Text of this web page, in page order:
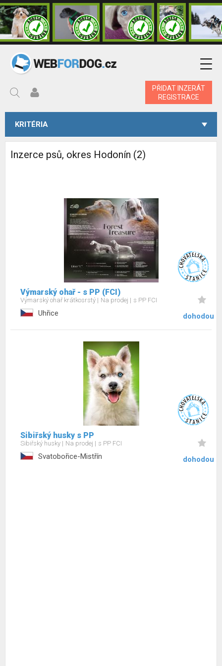
PŘIDAT INZERÁT
REGISTRACE
KRITÉRIA
Inzerce psů, okres Hodonín (2)
Výmarský ohař - s PP (FCI)
Výmarský ohař krátkosrstý Na prodej s PP FCI
Uhřice dohodou
Sibiřský husky s PP
Sibiřský husky Na prodej s PP FCI
Svatobořice-Mistřín dohodou